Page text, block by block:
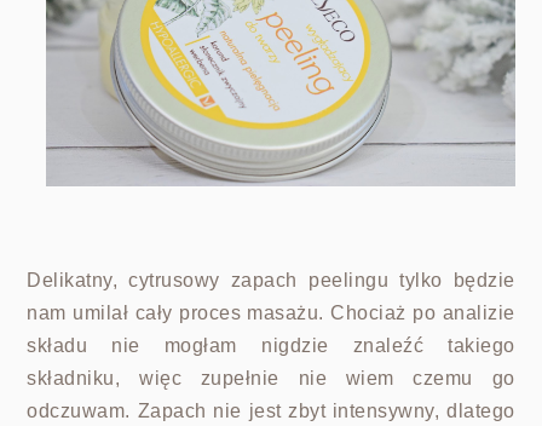
Delikatny, cytrusowy zapach peelingu tylko będzie
nam umilał cały proces masażu. Chociaż po analizie
składu nie mogłam nigdzie znaleźć takiego
składniku, więc zupełnie nie wiem czemu go
odczuwam. Zapach nie jest zbyt intensywny, dlatego